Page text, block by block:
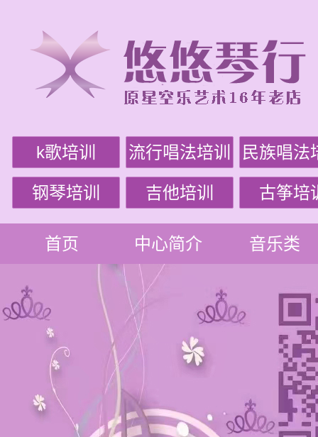
k歌培训 流行唱法培训 民族唱法
钢琴培训 吉他培训 古筝培
首页 中心简介 音乐类